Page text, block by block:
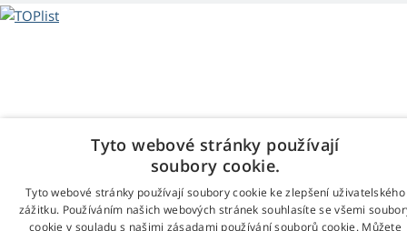
Tyto webové stránky používají
soubory cookie.
Tyto webové stránky používají soubory cookie ke zlepšení uživatelského
zážitku. Používáním našich webových stránek souhlasíte se všemi
cookie v souladu s našimi zásadami používání souborů cookie. Můžete